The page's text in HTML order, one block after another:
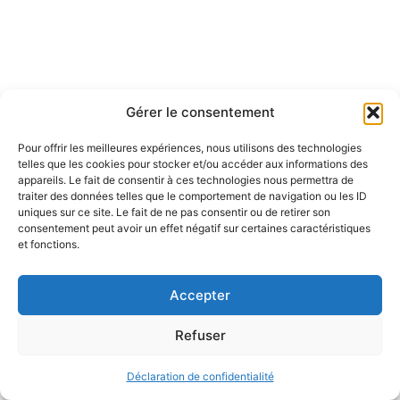
Gérer le consentement
Pour offrir les meilleures expériences, nous utilisons des technologies
telles que les cookies pour stocker et/ou accéder aux informations des
appareils. Le fait de consentir à ces technologies nous permettra de
traiter des données telles que le comportement de navigation ou les ID
uniques sur ce site. Le fait de ne pas consentir ou de retirer son
consentement peut avoir un effet négatif sur certaines caractéristiques
et fonctions.
Accepter
Refuser
Déclaration de confidentialité
Politique de confidentialité
Politique de remboursement
© 2026 Eduprat • Propulsé par TopMédecine